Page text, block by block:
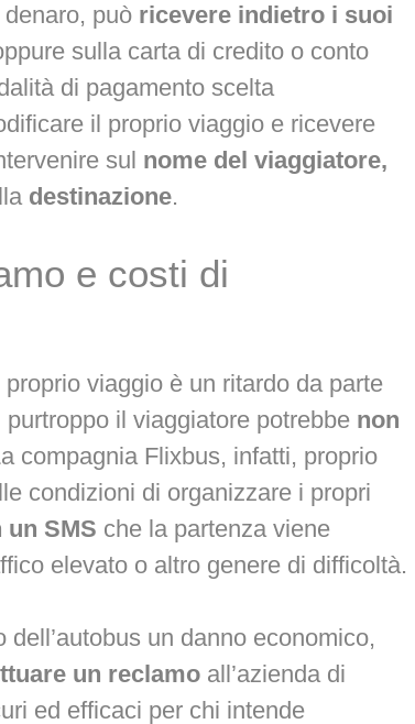
può ricevere indietro i suoi
sulla carta di credito o conto
di pagamento scelta
il proprio viaggio e ricevere
sul nome del viaggiatore,
destinazione.
e costi di
viaggio è un ritardo da parte
il viaggiatore potrebbe non
compagnia Flixbus, infatti, proprio
condizioni di organizzare i propri
SMS che la partenza viene
elevato o altro genere di difficoltà.
un danno economico,
un reclamo all’azienda di
ed efficaci per chi intende